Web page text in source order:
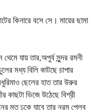
কিনারে বসে সে। মায়ের ছামা
যায় তার,অপুর্ব সুন্দর রমনী
মধ্য বিলি কাটছে চাপার
ছেলের হাত তার উরুর
কাছটা ভিজে উঠেছে বিশ্রী
মত ঢুকে যাবে তার নরম পেলব